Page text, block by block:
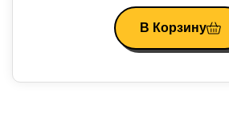
В Корзину